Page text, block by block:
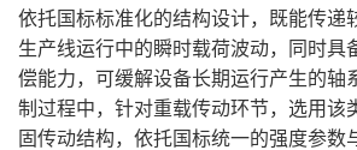
依托国标标准化的结构设计，既能传递
生产线运行中的瞬时载荷波动，同时具
偿能力，可缓解设备长期运行产生的轴
制过程中，针对重载传动环节，选用该
固传动结构，依托国标统一的强度参数